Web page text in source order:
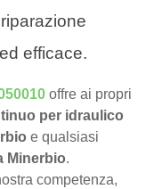
efficace.
offre ai propri
per idraulico
e qualsiasi
Minerbio.
competenza,